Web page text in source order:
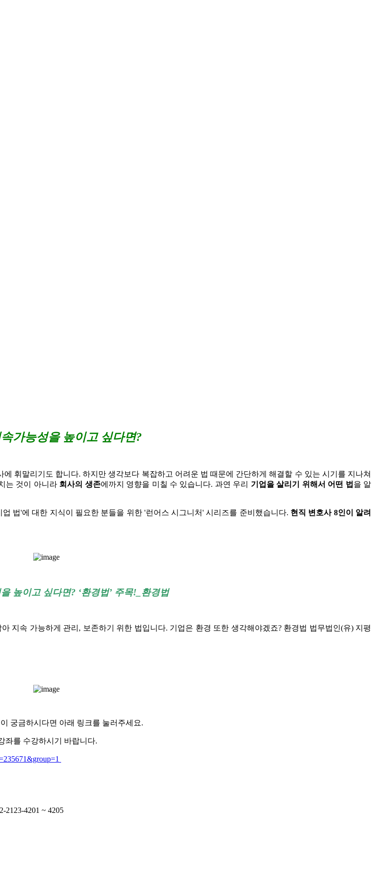
가능성을 높이고 싶다면?
휘말리기도 합니다. 하지만 생각보다 복잡하고 어려운 법 때문에 간단하게 해결할 수 있는 시기를 지나쳐
는 것이 아니라 회사의 생존에까지 영향을 미칠 수 있습니다. 과연 우리 기업을 살리기 위해서 어떤 법 을 알
법'에 대한 지식이 필요한 분들을 위한 '런어스 시그니처' 시리즈를 준비했습니다. 현직 변호사 8인이 알려
높이고 싶다면? ‘환경법’ 주목!_환경법
지속 가능하게 관리, 보존하기 위한 법입니다. 기업은 환경 또한 생각해야겠죠? 환경법 법무법인(유) 지평
궁금하시다면 아래 링크를 눌러주세요.
좌를 수강하시기 바랍니다.
2123-4201 ~ 4205